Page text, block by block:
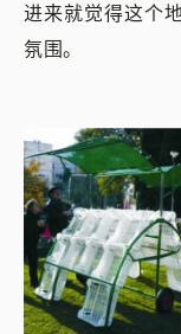
进来就觉得这个
氛围。